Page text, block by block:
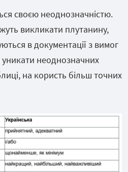
своєю неоднозначністю.
викликати плутанину,
в документації з вимог
неоднозначних
на користь більш точних